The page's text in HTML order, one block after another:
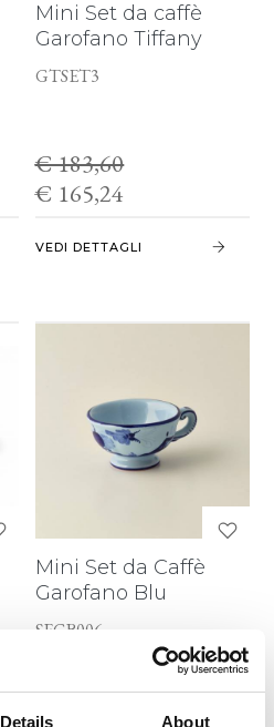
Details About
Mini Set da caffè
Garofano Tiffany
GTSET3
€ 183,60
€ 165,24
VEDI DETTAGLI
Mini Set da Caffè
Garofano Blu
SEGB006